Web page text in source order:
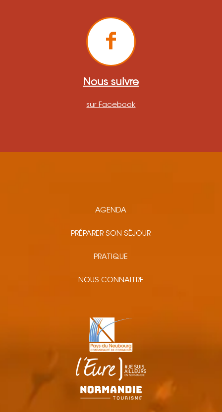
Nous suivre
sur Facebook
AGENDA
PRÉPARER SON SÉJOUR
PRATIQUE
NOUS CONNAITRE